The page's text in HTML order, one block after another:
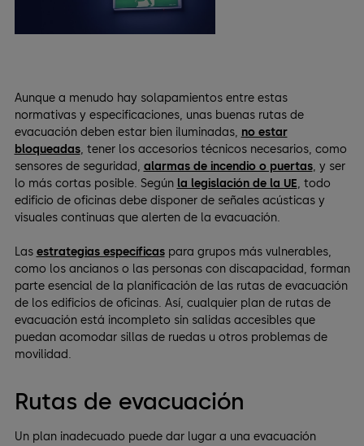
Aunque a menudo hay solapamientos entre estas
normativas y especificaciones, unas buenas rutas de
evacuación deben estar bien iluminadas, no estar
bloqueadas, tener los accesorios técnicos necesarios, como
sensores de seguridad, alarmas de incendio o puertas, y ser
lo más cortas posible. Según la legislación de la UE, todo
edificio de oficinas debe disponer de señales acústicas y
visuales continuas que alerten de la evacuación.
Las estrategias específicaspara grupos más vulnerables,
como los ancianos o las personas con discapacidad, forman
parte esencial de la planificación de las rutas de evacuación
de los edificios de oficinas. Así, cualquier plan de rutas de
evacuación está incompleto sin salidas accesibles que
puedan acomodar sillas de ruedas u otros problemas de
movilidad.
Rutas de evacuación
Un plan inadecuado puede dar lugar a una evacuación